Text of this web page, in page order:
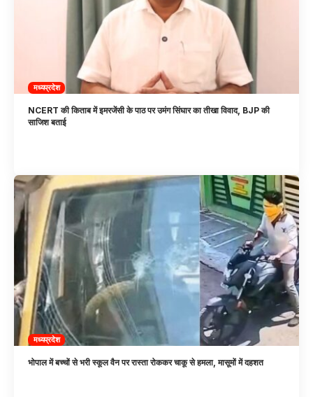
मध्यप्रदेश
NCERT की किताब में इमरजेंसी के पाठ पर उमंग सिंघार का तीखा विवाद, BJP की
साजिश बताई
मध्यप्रदेश
भोपाल में बच्चों से भरी स्कूल वैन पर रास्ता रोककर चाकू से हमला, मासूमों में दहशत